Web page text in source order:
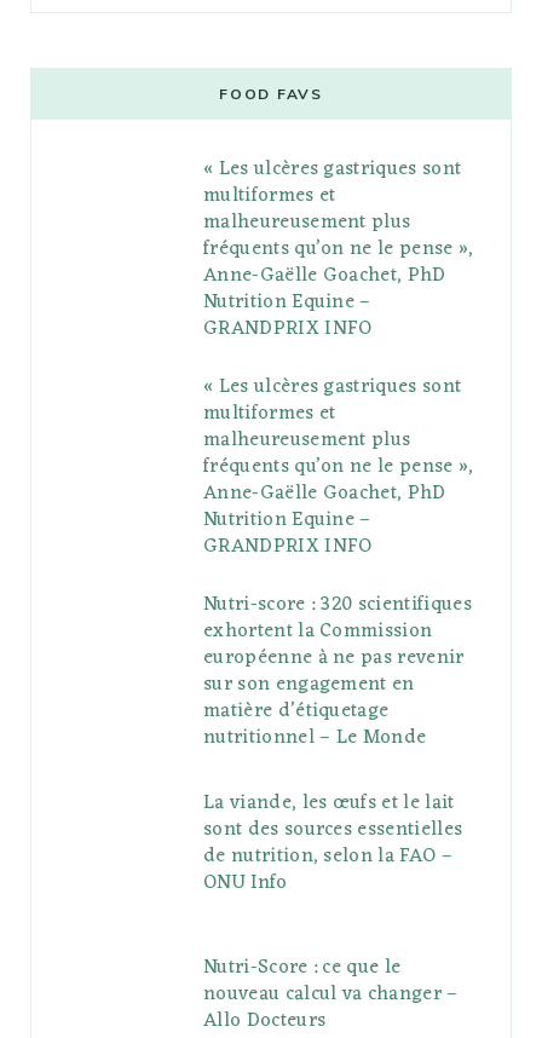
b
t
l
e
P
l
s
a
g
r
a
e
r
e
s
o
l
r
FOOD FAVS
« Les ulcères gastriques sont
multiformes et
malheureusement plus
fréquents qu’on ne le pense »,
Anne-Gaëlle Goachet, PhD
Nutrition Equine –
GRANDPRIX INFO
« Les ulcères gastriques sont
multiformes et
malheureusement plus
fréquents qu’on ne le pense »,
Anne-Gaëlle Goachet, PhD
Nutrition Equine –
GRANDPRIX INFO
Nutri-score : 320 scientifiques
exhortent la Commission
européenne à ne pas revenir
sur son engagement en
matière d’étiquetage
nutritionnel – Le Monde
La viande, les œufs et le lait
sont des sources essentielles
de nutrition, selon la FAO –
ONU Info
Nutri-Score : ce que le
nouveau calcul va changer –
Allo Docteurs